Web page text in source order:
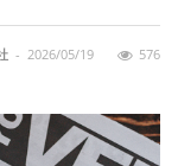
- 2026/05/19 576